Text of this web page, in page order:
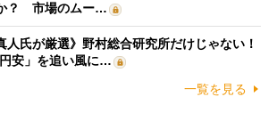
？ 市場のムー…
人氏が厳選》野村総合研究所だけじゃない！
円安」を追い風に…
一覧を見る